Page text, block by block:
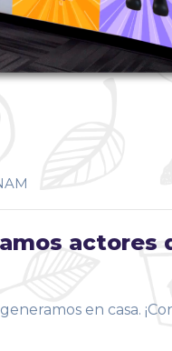
actores
en casa.